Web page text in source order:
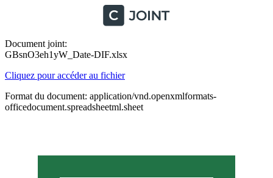
Document joint:
GBsnO3eh1yW_Date-DIF.xlsx
Cliquez pour accéder au fichier
Format du document: application/vnd.openxmlformats-
officedocument.spreadsheetml.sheet